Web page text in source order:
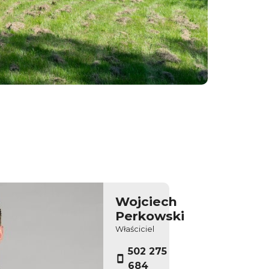
Wojciech
Perkowski
Właściciel
502 275
684